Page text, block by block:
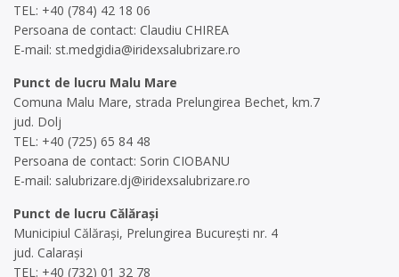
TEL: +40 (784) 42 18 06
Persoana de contact: Claudiu CHIREA
E-mail: st.medgidia@iridexsalubrizare.ro
Punct de lucru Malu Mare
Comuna Malu Mare, strada Prelungirea Bechet, km.7
jud. Dolj
TEL: +40 (725) 65 84 48
Persoana de contact: Sorin CIOBANU
E-mail: salubrizare.dj@iridexsalubrizare.ro
Punct de lucru Călărași
Municipiul Călărași, Prelungirea București nr. 4
jud. Calarași
TEL: +40 (732) 01 32 78